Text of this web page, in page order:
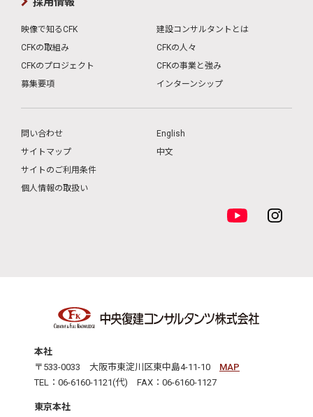
映像で知るCFK
建設コンサルタントとは
CFKの取組み
CFKの人々
CFKのプロジェクト
CFKの事業と強み
募集要項
インターンシップ
問い合わせ
サイトマップ
サイトのご利用条件
個人情報の取扱い
English
中文
本社
〒533-0033 大阪市東淀川区東中島4-11-10 MAP
TEL：06-6160-1121(代) FAX：06-6160-1127
東京本社